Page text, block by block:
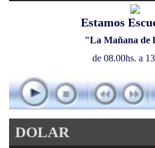
Estamos
"La Mañana de
de 08.00hs. a
DOLAR